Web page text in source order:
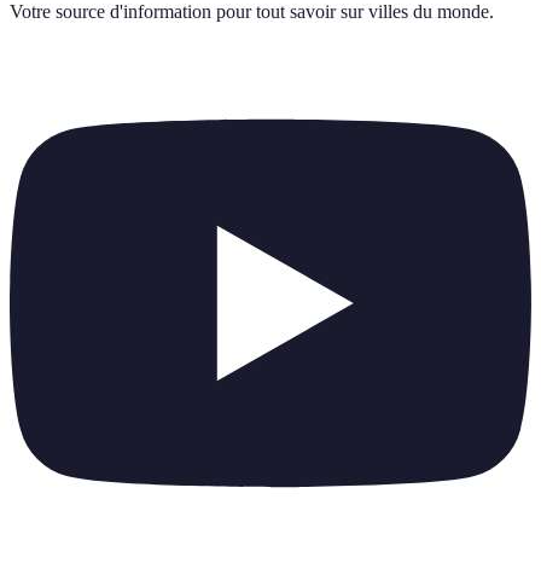
Votre source d'information pour tout savoir sur villes du monde.